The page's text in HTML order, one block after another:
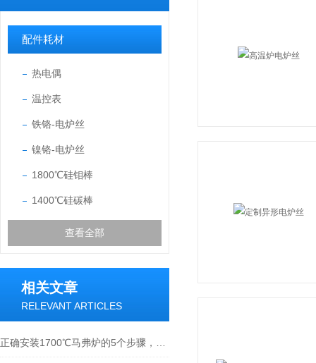
配件耗材
热电偶
温控表
铁铬-电炉丝
镍铬-电炉丝
1800℃硅钼棒
1400℃硅碳棒
查看全部
相关文章
RELEVANT ARTICLES